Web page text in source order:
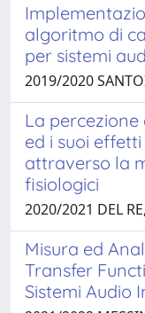
algoritmo di
per sistemi
2019/2020
La
ed i suoi
attraverso la
fisiologici
2020/2021 DEL
Misura ed
Transfer
Sistemi Audio